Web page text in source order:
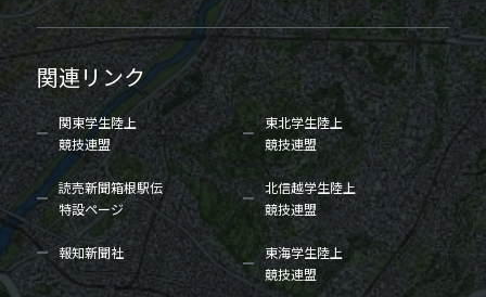
関連リンク
関東学生陸上
競技連盟
東北学生陸上
競技連盟
読売新聞箱根駅伝
特設ページ
北信越学生陸上
競技連盟
報知新聞社
東海学生陸上
競技連盟